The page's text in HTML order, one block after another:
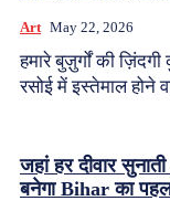
Art May 22, 2026
हमारे बुज़ुर्गों की
रसोई में इस्तेमाल होने
जहां हर दीवार
बनेगा Bihar का